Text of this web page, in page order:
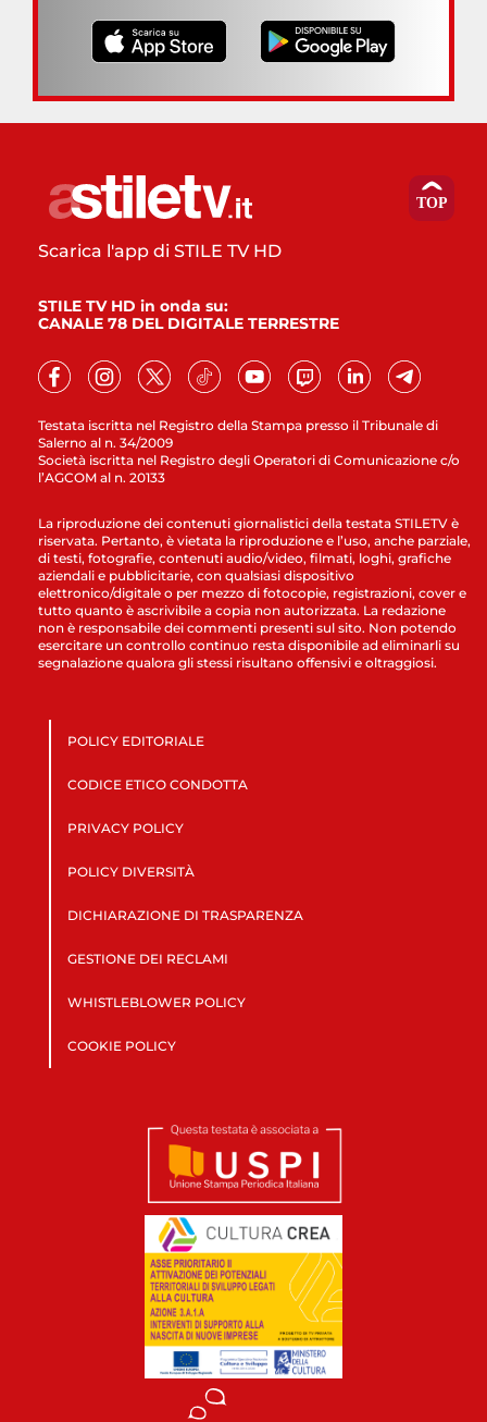
Testata iscritta nel Registro della Stampa presso il Tribunale di
Salerno al n. 34/2009
Società iscritta nel Registro degli Operatori di Comunicazione c/o
l’AGCOM al n. 20133
Scarica l'app di STILE TV HD
STILE TV HD in onda su:
CANALE 78 DEL DIGITALE TERRESTRE
La riproduzione dei contenuti giornalistici della testata STILETV è
riservata. Pertanto, è vietata la riproduzione e l’uso, anche parziale,
di testi, fotografie, contenuti audio/video, filmati, loghi, grafiche
aziendali e pubblicitarie, con qualsiasi dispositivo
elettronico/digitale o per mezzo di fotocopie, registrazioni, cover e
tutto quanto è ascrivibile a copia non autorizzata. La redazione
non è responsabile dei commenti presenti sul sito. Non potendo
esercitare un controllo continuo resta disponibile ad eliminarli su
segnalazione qualora gli stessi risultano offensivi e oltraggiosi.
POLICY EDITORIALE
CODICE ETICO CONDOTTA
PRIVACY POLICY
POLICY DIVERSITÀ
DICHIARAZIONE DI TRASPARENZA
GESTIONE DEI RECLAMI
WHISTLEBLOWER POLICY
COOKIE POLICY